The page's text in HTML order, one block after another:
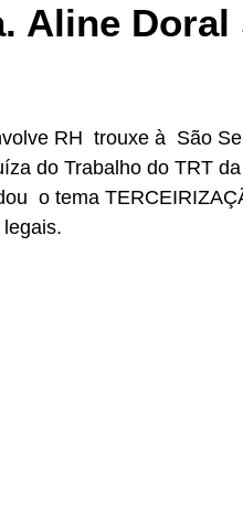
Aline Doral
RH  trouxe à  São
do Trabalho do TRT
o tema